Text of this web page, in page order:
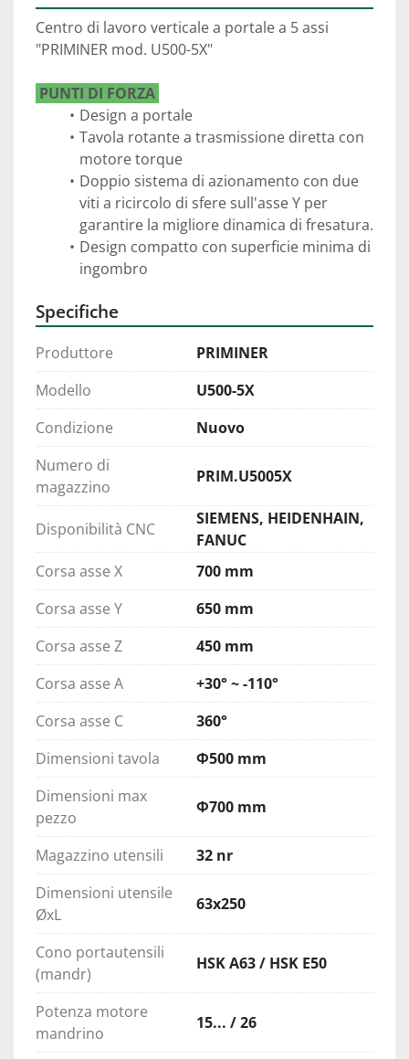
Centro di lavoro verticale a portale a 5 assi
"PRIMINER mod. U500-5X"
PUNTI DI FORZA
Design a portale
Tavola rotante a trasmissione diretta con
motore torque
Doppio sistema di azionamento con due
viti a ricircolo di sfere sull'asse Y per
garantire la migliore dinamica di fresatura.
Design compatto con superficie minima di
ingombro
Specifiche
Produttore
PRIMINER
Modello
U500-5X
Condizione
Nuovo
Numero di
magazzino
PRIM.U5005X
Disponibilità CNC
SIEMENS, HEIDENHAIN,
FANUC
Corsa asse X
700 mm
Corsa asse Y
650 mm
Corsa asse Z
450 mm
Corsa asse A
+30° ~ -110°
Corsa asse C
360°
Dimensioni tavola
Φ500 mm
Dimensioni max
pezzo
Φ700 mm
Magazzino utensili
32 nr
Dimensioni utensile
ØxL
63x250
Cono portautensili
(mandr)
HSK A63 / HSK E50
Potenza motore
mandrino
15... / 26